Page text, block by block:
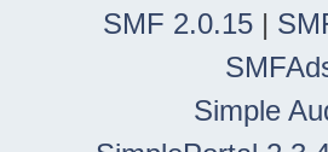
SMF 2.0.15 |
Simple